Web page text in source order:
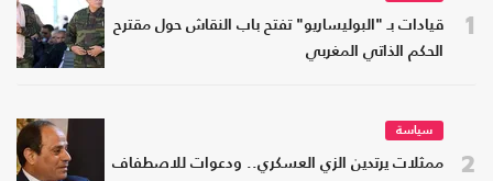
1
قيادات بـ "البوليساريو" تفتح باب النقاش حول مقترح
الحكم الذاتي المغربي
2
سياسة
ممثلات يرتدين الزي العسكري.. ودعوات للاصطفاف